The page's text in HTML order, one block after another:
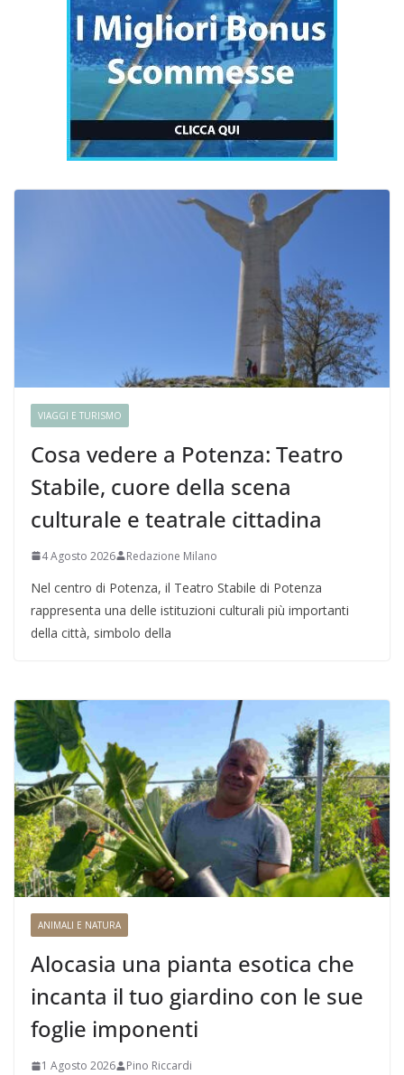
VIAGGI E TURISMO
Cosa vedere a Potenza: Teatro
Stabile, cuore della scena
culturale e teatrale cittadina
4 Agosto 2026 Redazione Milano
Nel centro di Potenza, il Teatro Stabile di Potenza
rappresenta una delle istituzioni culturali più importanti
della città, simbolo della
ANIMALI E NATURA
Alocasia una pianta esotica che
incanta il tuo giardino con le sue
foglie imponenti
1 Agosto 2026 Pino Riccardi